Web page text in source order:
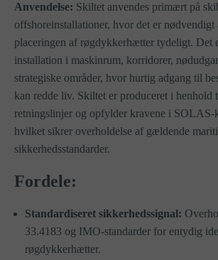
Anvendelse: Skiltet anvendes primært på
offshoreinstallationer, hvor det er nødvendigt
placeringen af røgdykkerhætter tydeligt. Det
installation i maskinrum, korridorer,
strategiske områder, hvor hurtig adgang til
kan redde liv. Skiltet er produceret i henhold
retningslinjer og opfylder kravene i SOLAS-
hvilket sikrer overholdelse af gældende
sikkerhedsstandarder.
Fordele:
Standardiseret sikkerhedssignal:
33.4183 og IMO-standarder for entydig
røgdykkerhætter.